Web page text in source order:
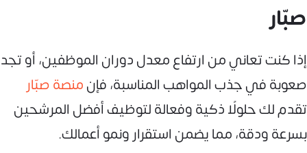
صبّار
إذا كنت تعاني من ارتفاع معدل دوران الموظفين، أو تجد
صعوبة في جذب المواهب المناسبة، فإنمنصة صبّار
تقدم لك حلولًا ذكية وفعالة لتوظيف أفضل المرشحين
بسرعة ودقة، مما يضمن استقرار ونمو أعمالك.